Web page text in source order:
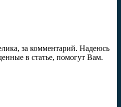
за комментарий. Надеюсь
в статье, помогут Вам.